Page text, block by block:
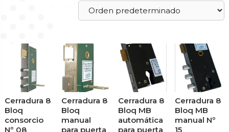
Cerradura 8
Bloq
consorcio
Nº 08
Cerradura 8
Bloq
manual
para puerta
Cerradura 8
Bloq MB
automática
para puerta
Cerradura 8
Bloq MB
manual Nº
15